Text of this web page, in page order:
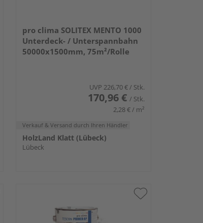
pro clima SOLITEX MENTO 1000
Unterdeck- / Unterspannbahn
50000x1500mm, 75m²/Rolle
UVP 226,70 €/ Stk.
170,96 € / Stk.
2,28 € / m²
Verkauf & Versand durch Ihren Händler
HolzLand Klatt (Lübeck)
Lübeck